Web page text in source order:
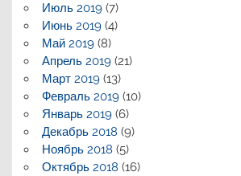
Июль 2019(7)
Июнь 2019(4)
Май 2019(8)
Апрель 2019(21)
Март 2019(13)
Февраль 2019(10)
Январь 2019(6)
Декабрь 2018 (9)
Ноябрь 2018 (5)
Октябрь 2018 (16)